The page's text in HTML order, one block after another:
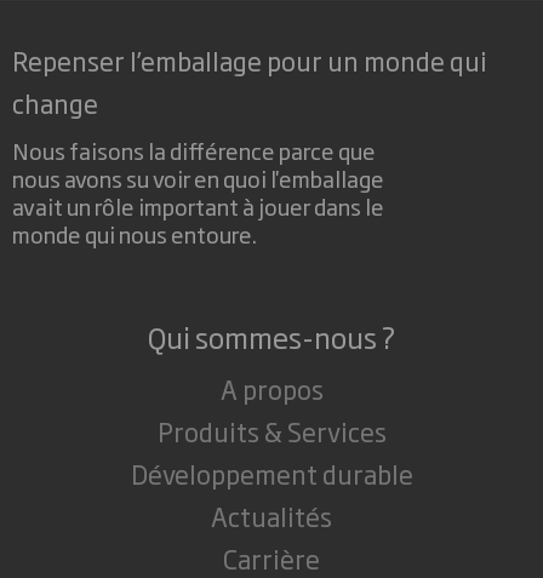
Repenser l’emballage pour un monde qui
change
Nous faisons la différence parce que
nous avons su voir en quoi l'emballage
avait un rôle important à jouer dans le
monde qui nous entoure.
Qui sommes-nous ?
A propos
Produits & Services
Développement durable
Actualités
Carrière